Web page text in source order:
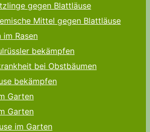
gegen Blattläuse
Mittel gegen Blattläuse
im Rasen
bekämpfen
bei Obstbäumen
bekämpfen
Garten
Garten
im Garten